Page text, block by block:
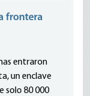
frontera
entraron
un enclave
solo 80 000